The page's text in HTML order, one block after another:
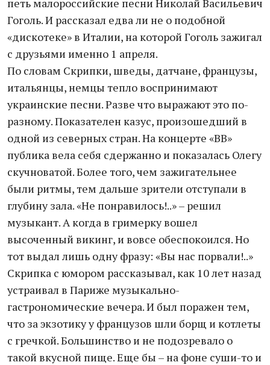
петь малороссийские песни Николай Васильевич
Гоголь. И рассказал едва ли не о подобной
«дискотеке» в Италии, на которой Гоголь зажигал
с друзьями именно 1 апреля.
По словам Скрипки, шведы, датчане, французы,
итальянцы, немцы тепло воспринимают
украинские песни. Разве что выражают это по-
разному. Показателен казус, произошедший в
одной из северных стран. На концерте «ВВ»
публика вела себя сдержанно и показалась Олегу
скучноватой. Более того, чем зажигательнее
были ритмы, тем дальше зрители отступали в
глубину зала. «Не понравилось!..» – решил
музыкант. А когда в гримерку вошел
высоченный викинг, и вовсе обеспокоился. Но
тот выдал лишь одну фразу: «Вы нас порвали!..»
Скрипка с юмором рассказывал, как 10 лет назад
устраивал в Париже музыкально-
гастрономические вечера. И был поражен тем,
что за экзотику у французов шли борщ и котлеты
с гречкой. Большинство и не подозревало о
такой вкусной пище. Еще бы – на фоне суши-то и